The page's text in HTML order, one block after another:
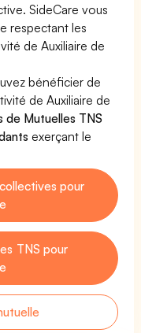
SideCare vous
respectant les
de Auxiliaire de
bénéficier de
de Auxiliaire de
de Mutuelles TNS
exerçant le
pour
TNS pour